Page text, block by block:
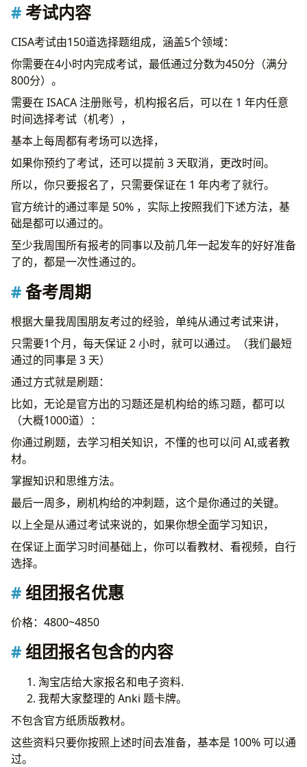
考试内容
CISA考试由150道选择题组成，涵盖5个领域：
你需要在4小时内完成考试，最低通过分数为450分（满分
800分）。
需要在 ISACA 注册账号，机构报名后，可以在 1 年内任意
时间选择考试（机考），
基本上每周都有考场可以选择，
如果你预约了考试，还可以提前 3 天取消，更改时间。
所以，你只要报名了，只需要保证在 1 年内考了就行。
官方统计的通过率是 50% ，实际上按照我们下述方法，基
础是都可以通过的。
至少我周围所有报考的同事以及前几年一起发车的好好准备
了的，都是一次性通过的。
备考周期
根据大量我周围朋友考过的经验，单纯从通过考试来讲，
只需要1个月，每天保证 2 小时，就可以通过。（我们最短
通过的同事是 3 天）
通过方式就是刷题：
比如，无论是官方出的习题还是机构给的练习题，都可以
（大概1000道）：
你通过刷题，去学习相关知识，不懂的也可以问 AI,或者教
材。
掌握知识和思维方法。
最后一周多，刷机构给的冲刺题，这个是你通过的关键。
以上全是从通过考试来说的，如果你想全面学习知识，
在保证上面学习时间基础上，你可以看教材、看视频，自行
选择。
组团报名优惠
价格：4800~4850
组团报名包含的内容
淘宝店给大家报名和电子资料.
我帮大家整理的 Anki 题卡牌。
不包含官方纸质版教材。
这些资料只要你按照上述时间去准备，基本是 100% 可以通
过。